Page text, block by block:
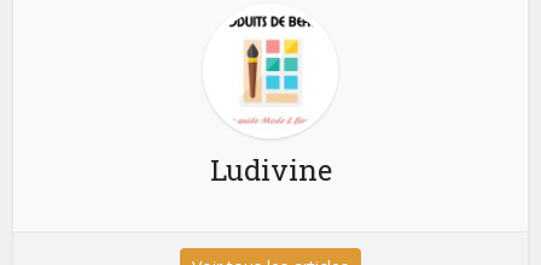
Ludivine